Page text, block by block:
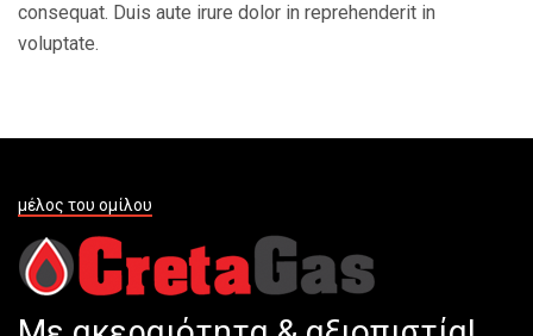
consequat. Duis aute irure dolor in reprehenderit in
voluptate.
μέλος του ομίλου